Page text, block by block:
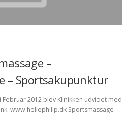
–
– Sportsakupunktur
2012 blev Klinikken udvidet med
www.hellephilip.dk Sportsmassage